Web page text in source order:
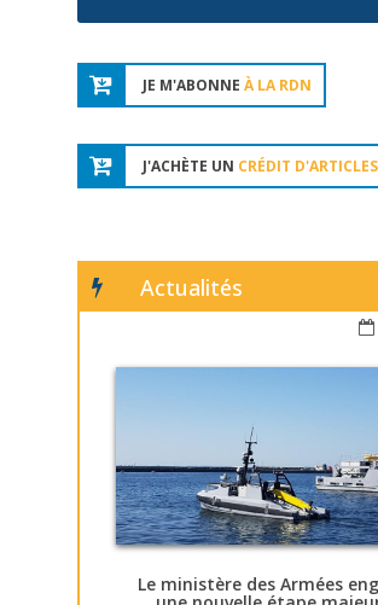
JE M'ABONNE À LA RDN
J'ACHÈTE UN CRÉDIT D'ARTICLES
Actualités
Le ministère des Armées